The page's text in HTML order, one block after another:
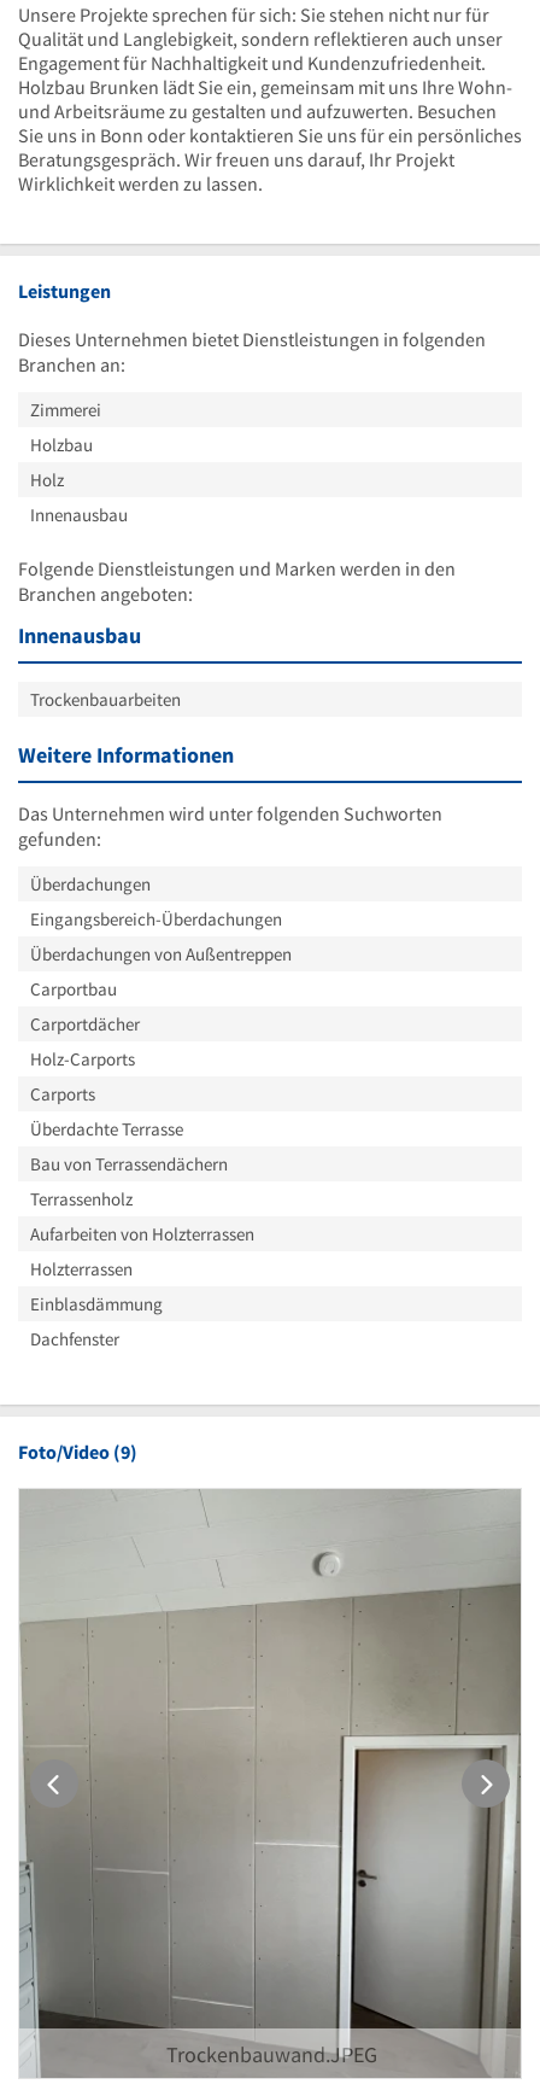
Unsere Projekte sprechen für sich: Sie stehen nicht nur für
Qualität und Langlebigkeit, sondern reflektieren auch unser
Engagement für Nachhaltigkeit und Kundenzufriedenheit.
Holzbau Brunken lädt Sie ein, gemeinsam mit uns Ihre Wohn-
und Arbeitsräume zu gestalten und aufzuwerten. Besuchen
Sie uns in Bonn oder kontaktieren Sie uns für ein persönliches
Beratungsgespräch. Wir freuen uns darauf, Ihr Projekt
Wirklichkeit werden zu lassen.
Leistungen
Dieses Unternehmen bietet Dienstleistungen in folgenden
Branchen an:
Zimmerei
Holzbau
Holz
Innenausbau
Folgende Dienstleistungen und Marken werden in den
Branchen angeboten:
Innenausbau
Trockenbauarbeiten
Weitere Informationen
Das Unternehmen wird unter folgenden Suchworten
gefunden:
Überdachungen
Eingangsbereich-Überdachungen
Überdachungen von Außentreppen
Carportbau
Carportdächer
Holz-Carports
Carports
Überdachte Terrasse
Bau von Terrassendächern
Terrassenholz
Aufarbeiten von Holzterrassen
Holzterrassen
Einblasdämmung
Dachfenster
Foto/Video (9)
Trockenbauwand.JPEG